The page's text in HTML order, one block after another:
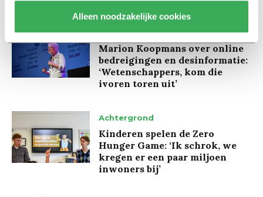
Alleen noodzakelijke cookies
Interview
Marion Koopmans over online
bedreigingen en desinformatie:
‘Wetenschappers, kom die
ivoren toren uit’
Achtergrond
Kinderen spelen de Zero
Hunger Game: ‘Ik schrok, we
kregen er een paar miljoen
inwoners bij’